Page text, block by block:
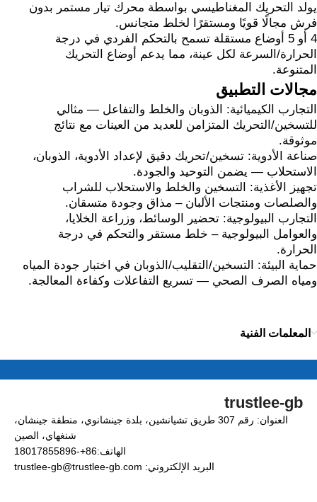
يولد التحريك المغناطيسي بواسطة محرك تيار مستمر بدون
فرش مجالًا قويًا ومستقرًا لخلط متجانس.
4 أو 5 أوضاع مستقلة تسمح بالتحكم الفردي في درجة
الحرارة/السرعة لكل عينة، مما يدعم أوضاع التحريك
المتنوعة.
مجالات التطبيق
التجارب الكيميائية: الذوبان والخلط والتفاعل — مثالي
للتسخين/التحريك المتزامن للعديد من العينات مع نتائج
موثوقة.
صناعة الأدوية: تسخين/تحريك دقيق لإعداد الأدوية، الذوبان،
الاستحلاب — يضمن التوحيد والجودة.
تجهيز الأغذية: التسخين والخلط والاستحلاب للشراب
والصلصات ومنتجات الألبان – مذاق وجودة متسقان.
التجارب البيولوجية: تحضير الوسائط، وزراعة الخلايا،
والعوامل البيولوجية – خلط مستقر والتحكم في درجة
الحرارة.
حماية البيئة: التسخين/التقليب/الذوبان في اختبار جودة المياه
ومياه الصرف الصحي — تسريع التفاعلات وكفاءة المعالجة.
المعلمات الفنية
trustlee-gb
العنوان: رقم 307 طريق تشيانشين، بلدة جينشانوي، منطقة جينشان،
شنغهاي، الصين
الهاتف:86+-18017855896
البريد الإلكتروني: trustlee-gb@trustlee-gb.com